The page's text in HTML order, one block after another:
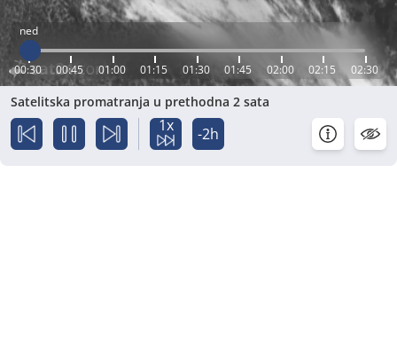
ned
00:30 00:45 01:00 01:15 01:30 01:45 02:00 02:15 02:30
Satelitska promatranja u prethodna 2 sata
1x -2h